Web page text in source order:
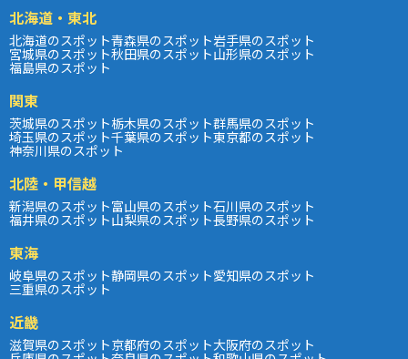
北海道・東北
北海道のスポット青森県のスポット岩手県のスポット
宮城県のスポット秋田県のスポット山形県のスポット
福島県のスポット
関東
茨城県のスポット栃木県のスポット群馬県のスポット
埼玉県のスポット千葉県のスポット東京都のスポット
神奈川県のスポット
北陸・甲信越
新潟県のスポット富山県のスポット石川県のスポット
福井県のスポット山梨県のスポット長野県のスポット
東海
岐阜県のスポット静岡県のスポット愛知県のスポット
三重県のスポット
近畿
滋賀県のスポット京都府のスポット大阪府のスポット